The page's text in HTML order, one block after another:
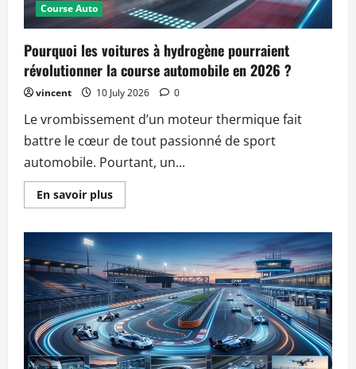
Course Auto
Pourquoi les voitures à hydrogène pourraient
révolutionner la course automobile en 2026 ?
vincent 10 July 2026 0
Le vrombissement d’un moteur thermique fait
battre le cœur de tout passionné de sport
automobile. Pourtant, un...
En savoir plusRead
more
les
voitures
à
hydrogène
pourraient
révolutionner
la
course
automobile
en
2026
?